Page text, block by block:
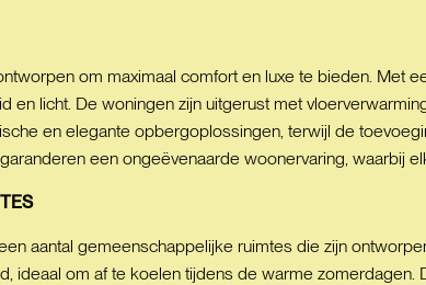
om maximaal comfort en luxe te bieden. Met
en licht. De woningen zijn uitgerust met
en elegante opbergoplossingen, terwijl de
een ongeëvenaarde woonervaring, waarbij
aantal gemeenschappelijke ruimtes die zijn
ideaal om af te koelen tijdens de warme